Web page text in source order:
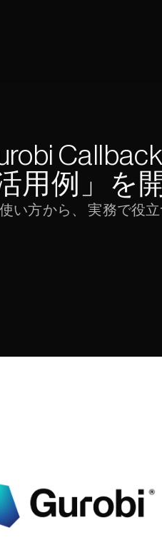
用例」を
い方から、 実務で役